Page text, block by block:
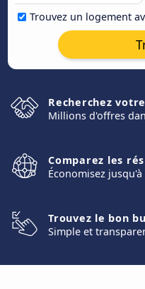
Trouvez un logement
Recherchez
Millions d'offres
Comparez les
Économisez jusqu'à
Trouvez le bon
Simple et